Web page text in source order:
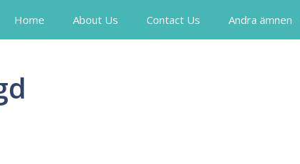
Home About Us Contact Us Andra ämnen